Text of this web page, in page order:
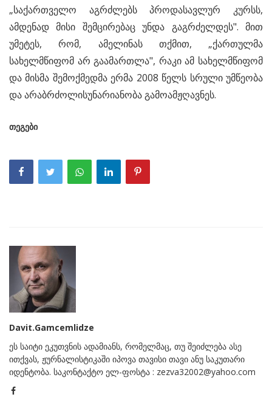
„საქართველო აგრძლებს პროდასავლურ კურსს,
ამდენად მისი შემცირებაც უნდა გაგრძელდეს". მით
უმეტეს, რომ, ამელინას თქმით, „ქართულმა
სახელმწიფომ არ გაამართლა", რაკი ამ სახელმწიფომ
და მისმა შემოქმედმა ერმა 2008 წელს სრული უმწეობა
და არაბრძოლისუნარიანობა გამოამჟღავნეს.
თეგები
Davit.Gamcemlidze
ეს საიტი ეკუთვნის ადამიანს, რომელმაც, თუ შეიძლება ასე
ითქვას, ჟურნალისტიკაში იპოვა თავისი თავი ანუ საკუთარი
იდენტობა. საკონტაქტო ელ-ფოსტა : zezva32002@yahoo.com